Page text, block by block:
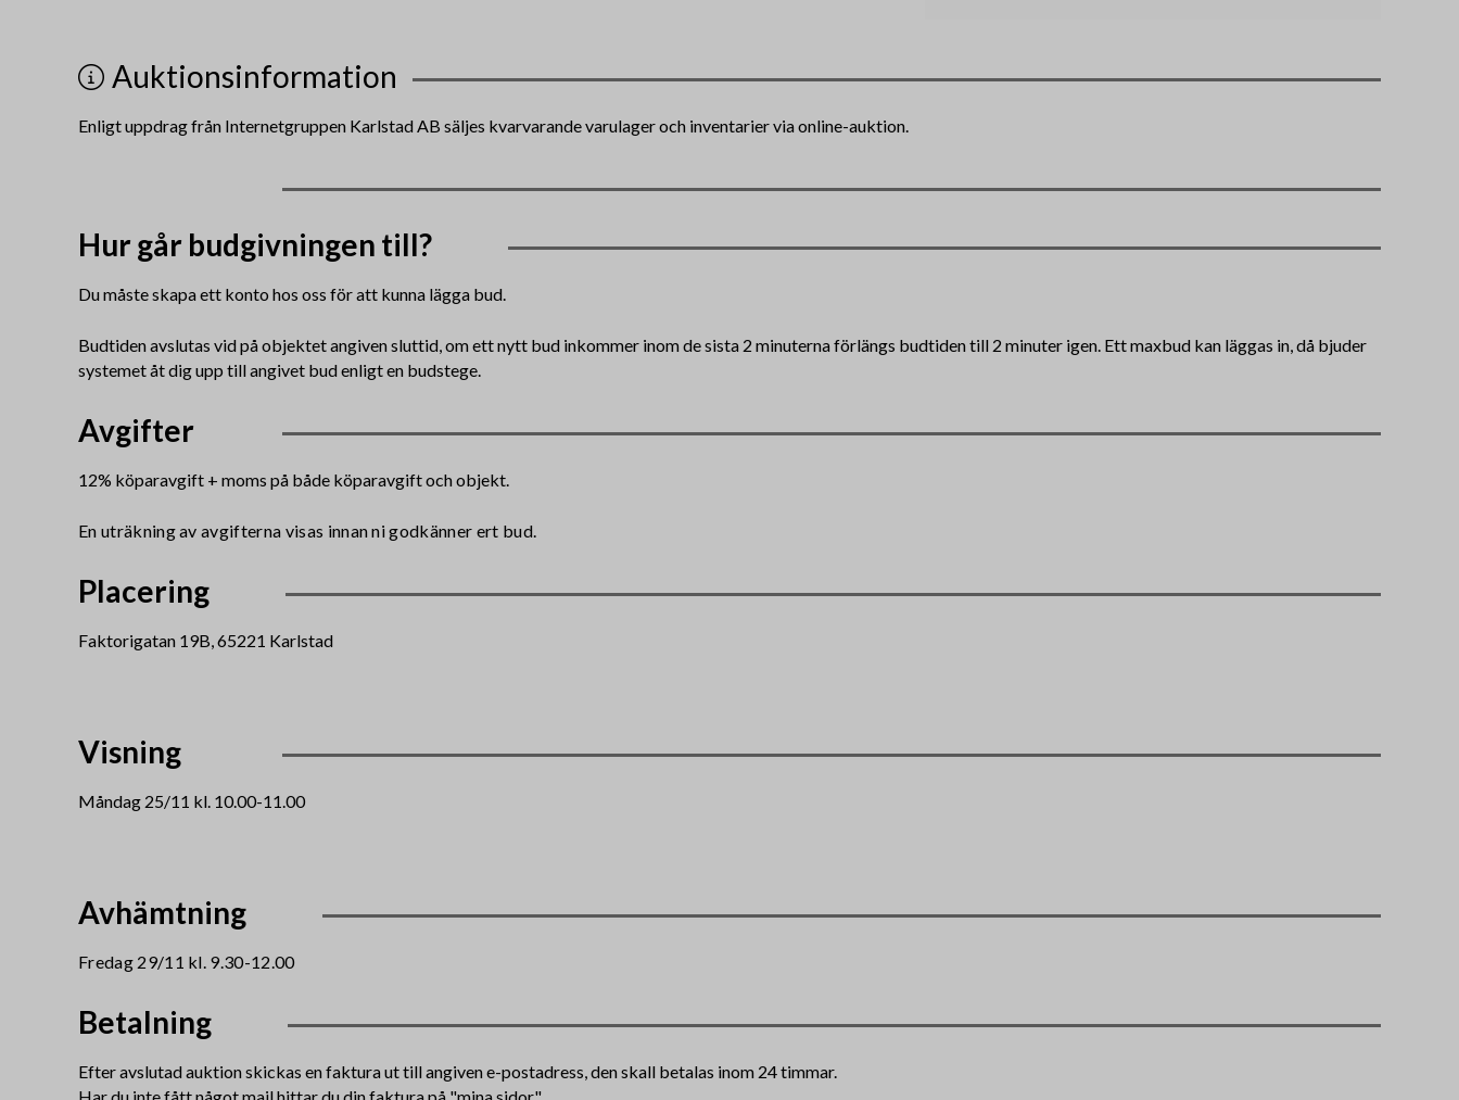
Auktionsinformation
Enligt uppdrag från Internetgruppen Karlstad AB säljes kvarvarande varulager och inventarier via online-auktion.
Hur går budgivningen till?
Du måste skapa ett konto hos oss för att kunna lägga bud.
Budtiden avslutas vid på objektet angiven sluttid, om ett nytt bud inkommer inom de sista 2 minuterna förlängs budtiden till 2 minuter igen. Ett maxbud kan läggas in, då bjuder
systemet åt dig upp till angivet bud enligt en budstege.
Avgifter
12% köparavgift + moms på både köparavgift och objekt.
En uträkning av avgifterna visas innan ni godkänner ert bud.
Placering
Faktorigatan 19B, 65221 Karlstad
Visning
Måndag 25/11 kl. 10.00-11.00
Avhämtning
Fredag 29/11 kl. 9.30-12.00
Betalning
Efter avslutad auktion skickas en faktura ut till angiven e-postadress, den skall betalas inom 24 timmar.